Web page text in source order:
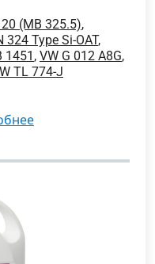
(MB 325.5),
324 Type Si-OAT,
1451 , VW G 012 A8G,
TL 774-J